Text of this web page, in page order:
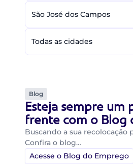
São José dos Campos
Todas as cidades
Blog
Esteja sempre um
frente com o Blog
Buscando a sua recolocação
Confira o blog…
Acesse o Blog do Emprego